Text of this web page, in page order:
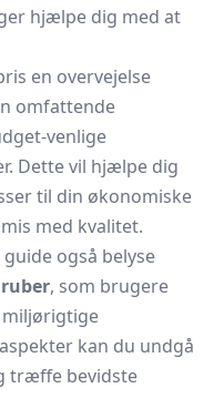
hjælpe dig med at
en overvejelse
omfattende
venlige
Dette vil hjælpe dig
til din økonomiske
med kvalitet.
også belyse
, som brugere
miljørigtige
kan du undgå
træffe bevidste